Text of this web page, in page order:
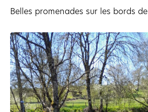
Belles promenades sur les bords